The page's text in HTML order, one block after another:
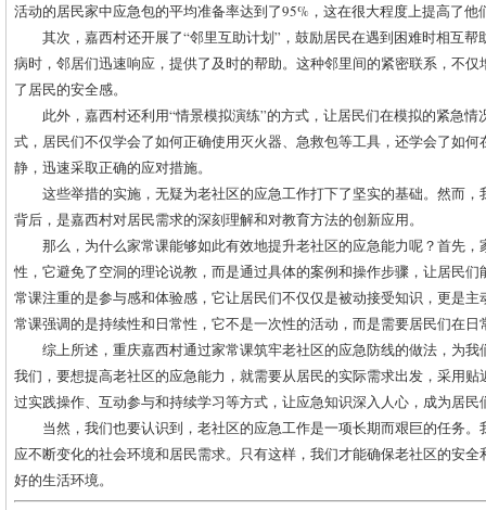
活动的居民家中应急包的平均准备率达到了95%，这在很大程度上提高了
其次，嘉西村还开展了“邻里互助计划”，鼓励居民在遇到困难时相互
病时，邻居们迅速响应，提供了及时的帮助。这种邻里间的紧密联系，不
了居民的安全感。
此外，嘉西村还利用“情景模拟演练”的方式，让居民们在模拟的紧急
式，居民们不仅学会了如何正确使用灭火器、急救包等工具，还学会了如
静，迅速采取正确的应对措施。
这些举措的实施，无疑为老社区的应急工作打下了坚实的基础。然而
背后，是嘉西村对居民需求的深刻理解和对教育方法的创新应用。
那么，为什么家常课能够如此有效地提升老社区的应急能力呢？首先
性，它避免了空洞的理论说教，而是通过具体的案例和操作步骤，让居民
常课注重的是参与感和体验感，它让居民们不仅仅是被动接受知识，更是
常课强调的是持续性和日常性，它不是一次性的活动，而是需要居民们在
综上所述，重庆嘉西村通过家常课筑牢老社区的应急防线的做法，为
我们，要想提高老社区的应急能力，就需要从居民的实际需求出发，采用
过实践操作、互动参与和持续学习等方式，让应急知识深入人心，成为居民
当然，我们也要认识到，老社区的应急工作是一项长期而艰巨的任务
应不断变化的社会环境和居民需求。只有这样，我们才能确保老社区的安
好的生活环境。